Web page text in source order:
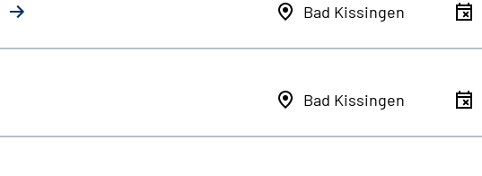
Bad Kissingen
Bad Kissingen